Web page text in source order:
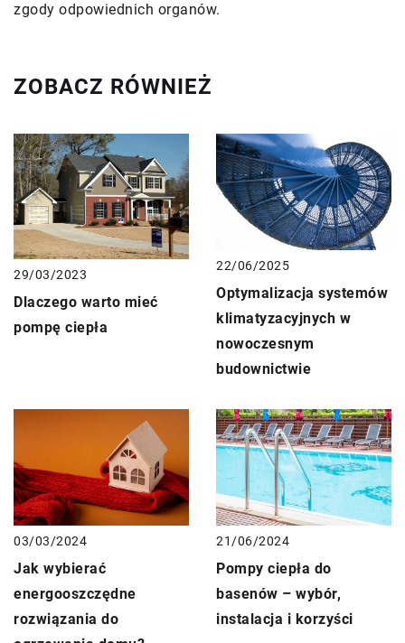
zgody odpowiednich organów.
ZOBACZ RÓWNIEŻ
29/03/2023
Dlaczego warto mieć
pompę ciepła
22/06/2025
Optymalizacja systemów
klimatyzacyjnych w
nowoczesnym
budownictwie
03/03/2024
Jak wybierać
energooszczędne
rozwiązania do
21/06/2024
Pompy ciepła do
basenów – wybór,
instalacja i korzyści